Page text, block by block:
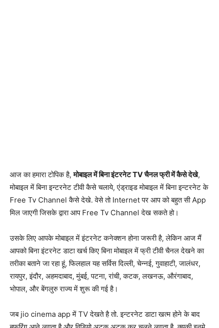
आज का हमारा टोपिक है,मोबाइल में बिना इंटरनेट TV चैनल फ्री में कैसे देखे,
मोबाइल में बिना इन्टरनेट टीवी कैसे चलाये, एंड्राइड मोबाइल में बिना इन्टरनेट के
Free Tv Channel कैसे देखे. वेसे तो Internet पर आप को बहुत सी App
मिल जाएगी जिसके द्वारा आप Free Tv Channel देख सकते हो।
उसके लिए आपके मोबाइल में इंटरनेट कनेक्शन होना जरूरी है, लेकिन आज मैं
आपको बिना इंटरनेट डाटा खर्च किए बिना मोबाइल में फ्री टीवी चैनल देखने का
तरीका बताने जा रहा हूं, फिलहाल यह सर्विस दिल्ली, चेन्नई, गुवाहाटी, जालंधर,
रायपुर, इंदौर, अहमदाबाद, मुंबई, पटना, रांची, कटक, लखनऊ, औरंगाबाद,
भोपाल, और बेंगलुरु राज्य में शुरू की गई है।
जब jio cinema app में TV देखते है तो. इन्टरनेट डाटा खत्म होने के बाद